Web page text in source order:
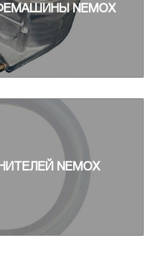
NEMOX
NEMOX